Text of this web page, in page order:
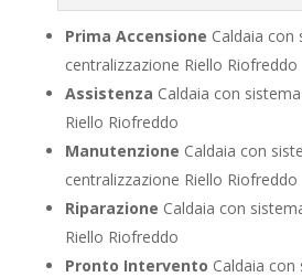
Prima Accensione Caldaia con
centralizzazione Riello Riofreddo
Assistenza Caldaia con
Riello Riofreddo
Manutenzione Caldaia con
centralizzazione Riello Riofreddo
Riparazione Caldaia con
Riello Riofreddo
Pronto Intervento Caldaia con